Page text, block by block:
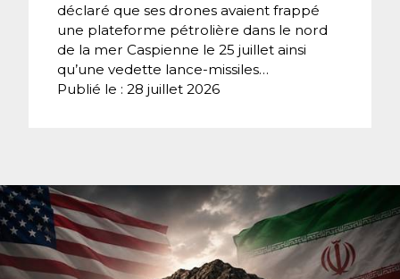
déclaré que ses drones avaient frappé
une plateforme pétrolière dans le nord
de la mer Caspienne le 25 juillet ainsi
qu’une vedette lance-missiles…
Publié le : 28 juillet 2026